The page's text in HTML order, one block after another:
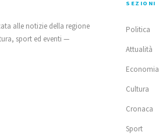
alle notizie della regione
sport ed eventi —
SEZIONI
Politica
Attualità
Economia
Cultura
Cronaca
Sport